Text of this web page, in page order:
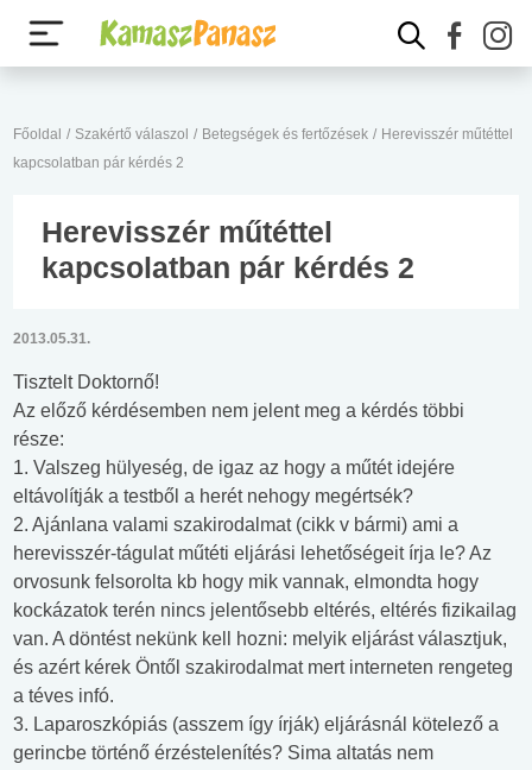
Főoldal / Szakértő válaszol / Betegségek és fertőzések / Herevisszér műtéttel
kapcsolatban pár kérdés 2
Herevisszér műtéttel
kapcsolatban pár kérdés 2
2013.05.31.
Tisztelt Doktornő!
Az előző kérdésemben nem jelent meg a kérdés többi
része:
1. Valszeg hülyeség, de igaz az hogy a műtét idejére
eltávolítják a testből a herét nehogy megértsék?
2. Ajánlana valami szakirodalmat (cikk v bármi) ami a
herevisszér-tágulat műtéti eljárási lehetőségeit írja le? Az
orvosunk felsorolta kb hogy mik vannak, elmondta hogy
kockázatok terén nincs jelentősebb eltérés, eltérés fizikailag
van. A döntést nekünk kell hozni: melyik eljárást választjuk,
és azért kérek Öntől szakirodalmat mert interneten rengeteg
a téves infó.
3. Laparoszkópiás (asszem így írják) eljárásnál kötelező a
gerincbe történő érzéstelenítés? Sima altatás nem